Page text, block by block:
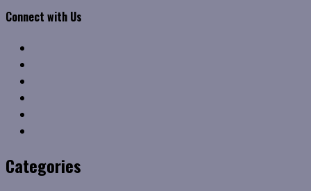
Connect with Us
Categories